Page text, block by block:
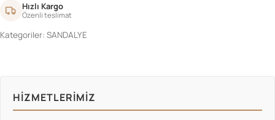
Hızlı Kargo
Özenli teslimat
Kategoriler: SANDALYE
HIZMETLERIMIZ